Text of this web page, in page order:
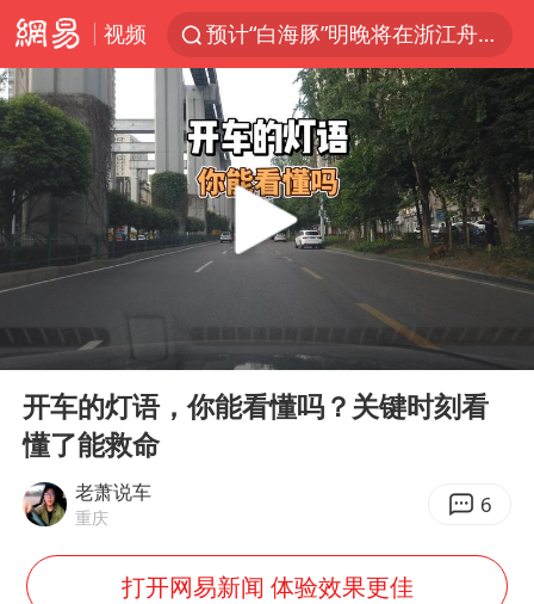
视频
预计“白海豚”明晚将在浙江舟山到福建福鼎一带沿海登陆
实时追踪台风白海豚
用AI造出新病毒意味着什么
美股创4月份以来最大单周涨幅
云南一地过火把节意外灼伤16人
俄黑客称掌握北约直接参与袭俄证据
“东北超”哈尔滨主场收官战小贴士
Play
00:00
开车的灯语，你能看懂吗？关键时刻看
懂了能救命
老萧说车
重庆 6
打开网易新闻 体验效果更佳